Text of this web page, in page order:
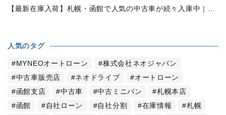
【最新在庫入荷】札幌・函館で人気の中古車が続々入庫中｜早い者勝ち！【トヨタ ヴォクシー2.0ZS煌Ⅱ 4WD】
人気のタグ
MYNEOオートローン
株式会社ネオジャパン
中古車販売店
ネオドライブ
オートローン
函館支店
中古車 中古ミニバン
札幌本店
函館
自社ローン 自社分割 在庫情報
札幌